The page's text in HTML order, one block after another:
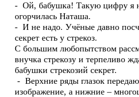
- Ой, бабушка! Такую цифру я
огорчилась Наташа.
- И не надо. Учёные давно
секрет есть у стрекоз.
С большим любопытством
внучка стрекозу и терпеливо
бабушки стрекозий секрет.
- Верхние ряды глазок
изображение, а нижние –